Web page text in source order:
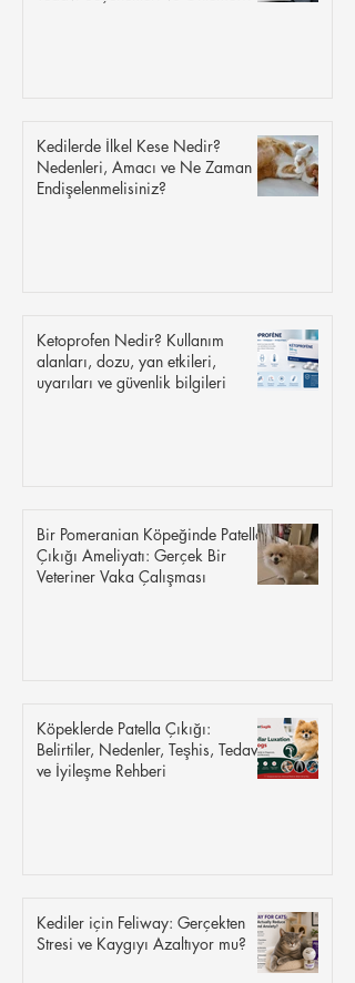
Kedilerde İlkel Kese Nedir?
Nedenleri, Amacı ve Ne Zaman
Endişelenmelisiniz?
Ketoprofen Nedir? Kullanım
alanları, dozu, yan etkileri,
uyarıları ve güvenlik bilgileri
Bir Pomeranian Köpeğinde Patella
Çıkığı Ameliyatı: Gerçek Bir
Veteriner Vaka Çalışması
Köpeklerde Patella Çıkığı:
Belirtiler, Nedenler, Teşhis, Tedavi
ve İyileşme Rehberi
Kediler için Feliway: Gerçekten
Stresi ve Kaygıyı Azaltıyor mu?